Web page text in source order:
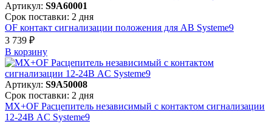
Артикул: S9A60001
Срок поставки: 2 дня
OF контакт сигнализации положения для АВ Systeme9
3 739 ₽
В корзинy
Артикул: S9A50008
Срок поставки: 2 дня
MX+OF Расцепитель независимый с контактом сигнализации
12-24В AC Systeme9